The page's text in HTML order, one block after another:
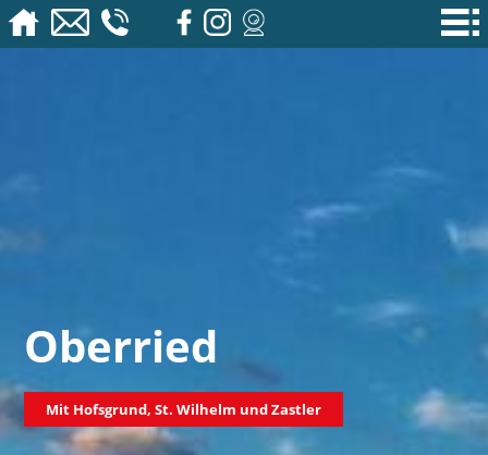
Oberried
Mit Hofsgrund, St. Wilhelm und Zastler